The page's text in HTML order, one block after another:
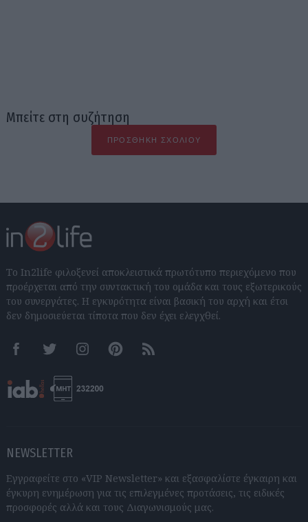
Μπείτε στη συζήτηση
ΠΡΟΣΘΉΚΗ ΣΧΟΛΊΟΥ
Το In2life φιλοξενεί αποκλειστικά πρωτότυπο περιεχόμενο που
προέρχεται από την συντακτική του ομάδα και τους εξωτερικούς
του συνεργάτες. Η εγκυρότητα είναι βασική του αρχή και έτσι
δεν δημοσιεύεται τίποτα που δεν έχει ελεγχθεί.
FacebookTwitter InstagramPinterestRSS feeds
NEWSLETTER
Εγγραφείτε στο «VIP Newsletter» και εξασφαλίστε έγκαιρη και
έγκυρη ενημέρωση για τις επιλεγμένες προτάσεις, τις ειδικές
προσφορές αλλά και τους Διαγωνισμούς μας.